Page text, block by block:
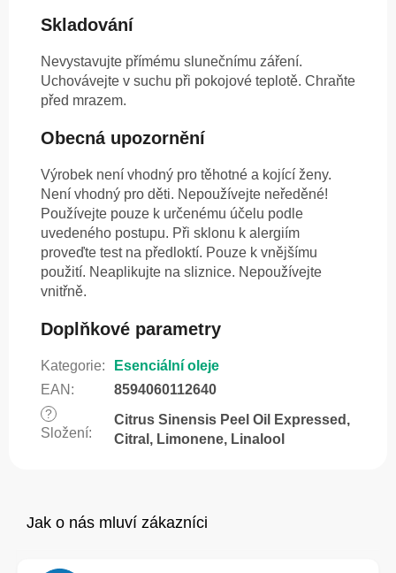
Skladování
Nevystavujte přímému slunečnímu záření.
Uchovávejte v suchu při pokojové teplotě. Chraňte
před mrazem.
Obecná upozornění
Výrobek není vhodný pro těhotné a kojící ženy.
Není vhodný pro děti. Nepoužívejte neředěné!
Používejte pouze k určenému účelu podle
uvedeného postupu. Při sklonu k alergiím
proveďte test na předloktí. Pouze k vnějšímu
použití. Neaplikujte na sliznice. Nepoužívejte
vnitřně.
Doplňkové parametry
Kategorie:
Esenciální oleje
EAN : 8594060112640
?
Složení:
Citrus Sinensis Peel Oil Expressed,
Citral, Limonene, Linalool